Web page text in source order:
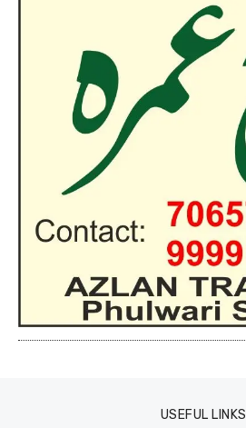
USEFUL LINKS